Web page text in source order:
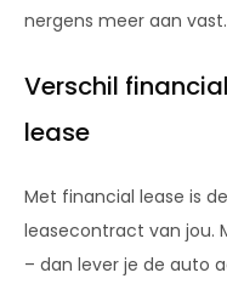
nergens meer aan
Verschil
lease
Met financial lease is
leasecontract van jou.
– dan lever je de auto